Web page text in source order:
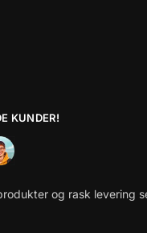
KUNDER!
og rask levering